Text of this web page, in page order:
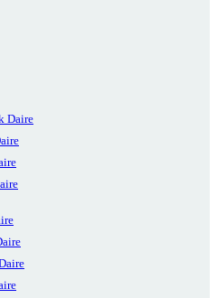
Daire